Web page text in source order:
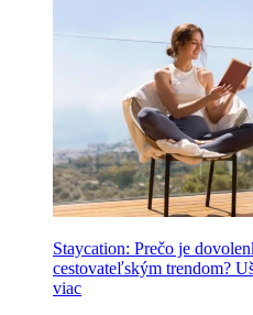
Staycation: Prečo je
cestovateľským trendom?
viac